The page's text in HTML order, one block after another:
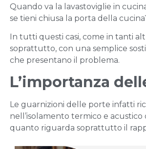
Quando va la lavastoviglie in
se tieni chiusa la porta della
In tutti questi casi, come in tanti
soprattutto, con una semplice
che presentano il problema.
L’importanza
Le guarnizioni delle porte infatti
nell’isolamento termico e
quanto riguarda soprattutto il